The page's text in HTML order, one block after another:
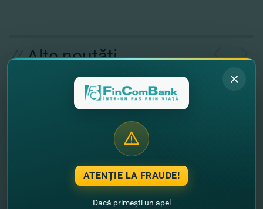
// Alte noutăţi
ATENȚIE LA FRAUDE!
Dacă primești un apel